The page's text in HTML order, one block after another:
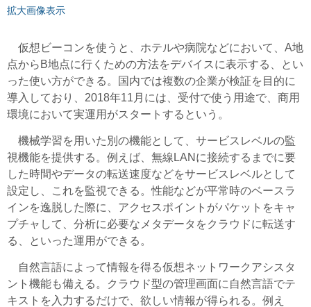
拡大画像表示
仮想ビーコンを使うと、ホテルや病院などにおいて、A地
点からB地点に行くための方法をデバイスに表示する、とい
った使い方ができる。国内では複数の企業が検証を目的に
導入しており、2018年11月には、受付で使う用途で、商用
環境において実運用がスタートするという。
機械学習を用いた別の機能として、サービスレベルの監
視機能を提供する。例えば、無線LANに接続するまでに要
した時間やデータの転送速度などをサービスレベルとして
設定し、これを監視できる。性能などが平常時のベースラ
インを逸脱した際に、アクセスポイントがパケットをキャ
プチャして、分析に必要なメタデータをクラウドに転送す
る、といった運用ができる。
自然言語によって情報を得る仮想ネットワークアシスタ
ント機能も備える。クラウド型の管理画面に自然言語でテ
キストを入力するだけで、欲しい情報が得られる。例え